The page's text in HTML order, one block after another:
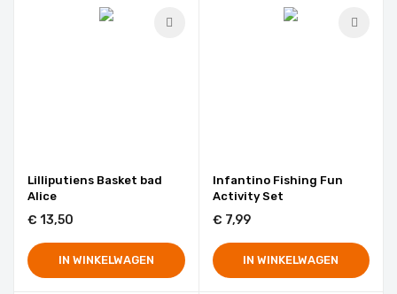
Lilliputiens Basket bad
Alice
€ 13,50
IN WINKELWAGEN
Infantino Fishing Fun
Activity Set
€ 7,99
IN WINKELWAGEN